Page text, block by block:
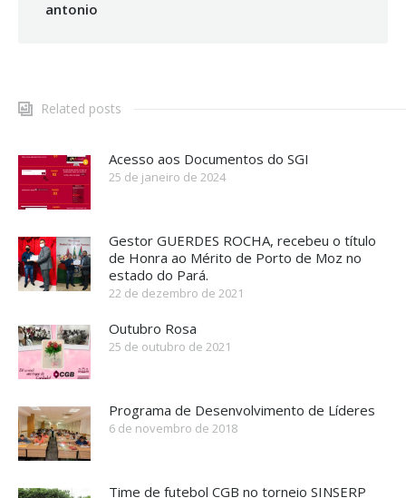
antonio
Related posts
Acesso aos Documentos do SGI
25 de janeiro de 2024
Gestor GUERDES ROCHA, recebeu o título
de Honra ao Mérito de Porto de Moz no
estado do Pará.
22 de dezembro de 2021
Outubro Rosa
25 de outubro de 2021
Programa de Desenvolvimento de Líderes
6 de novembro de 2018
Time de futebol CGB no torneio SINSERP